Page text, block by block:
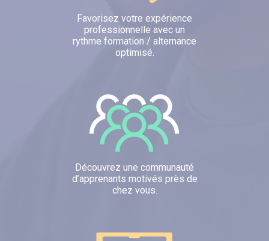
Favorisez votre expérience
professionnelle avec un
rythme formation / alternance
optimisé.
Découvrez une communauté
d’apprenants motivés près de
chez vous.